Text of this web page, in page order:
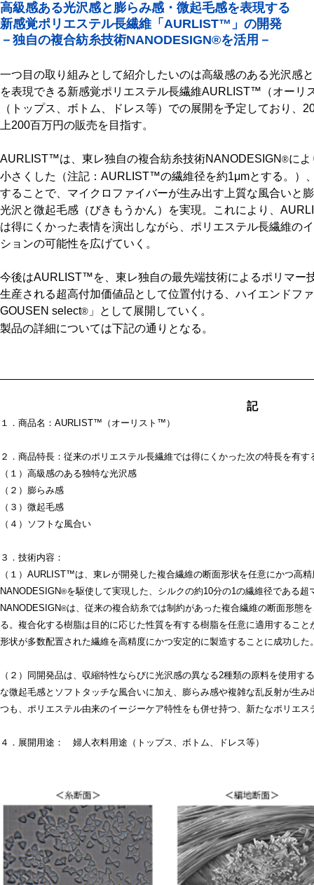
高級感ある光沢感と膨らみ感・微起毛感を表現する
新感覚ポリエステル長繊維「AURLIST™」の開発
－独自の複合紡糸技術NANODESIGN®を活用－
一つ目の取り組みとして紹介したいのは高級感のある光沢感
を表現できる新感覚ポリエステル長繊維AURLIST™（オーリ
（トップス、ボトム、ドレス等）での展開を予定しており、
上200百万円の販売を目指す。
AURLIST™は、東レ独自の複合紡糸技術NANODESIGN ®に
小さくした（注記：AURLIST™の繊維径を約1μmとする。）
することで、マイクロファイバーが生み出す上質な風合いと
光沢と微起毛感（びきもうかん）を実現。これにより、
は得にくかった表情を演出しながら、ポリエステル長繊維の
ションの可能性を広げていく。
今後はAURLIST™を、東レ独自の最先端技術によるポリマー
生産される超高付加価値品として位置付ける、ハイエンドフ
GOUSEN select® 」として展開していく。
製品の詳細については下記の通りとなる。
記
１．商品名：AURLIST™（オーリスト™）
２．商品特長：従来のポリエステル長繊維では得にくかった次の特長を有す
（１）高級感のある独特な光沢感
（２）膨らみ感
（３）微起毛感
（４）ソフトな風合い
３．技術内容：
（１）AURLIST™は、東レが開発した複合繊維の断面形状を任意にかつ高
NANODESIGN®を駆使して実現した、シルクの約10分の1の繊維径である
NANODESIGN®は、従来の複合紡糸では制約があった複合繊維の断面形態
る。複合化する樹脂は目的に応じた性質を有する樹脂を任意に適用するこ
形状が多数配置された繊維を高精度にかつ安定的に製造することに成功した
（２）同開発品は、収縮特性ならびに光沢感の異なる2種類の原料を使用す
な微起毛感とソフトタッチな風合いに加え、膨らみ感や複雑な乱反射が生
つも、ポリエステル由来のイージーケア特性をも併せ持つ、新たなポリエス
４．展開用途： 婦人衣料用途（トップス、ボトム、ドレス等）